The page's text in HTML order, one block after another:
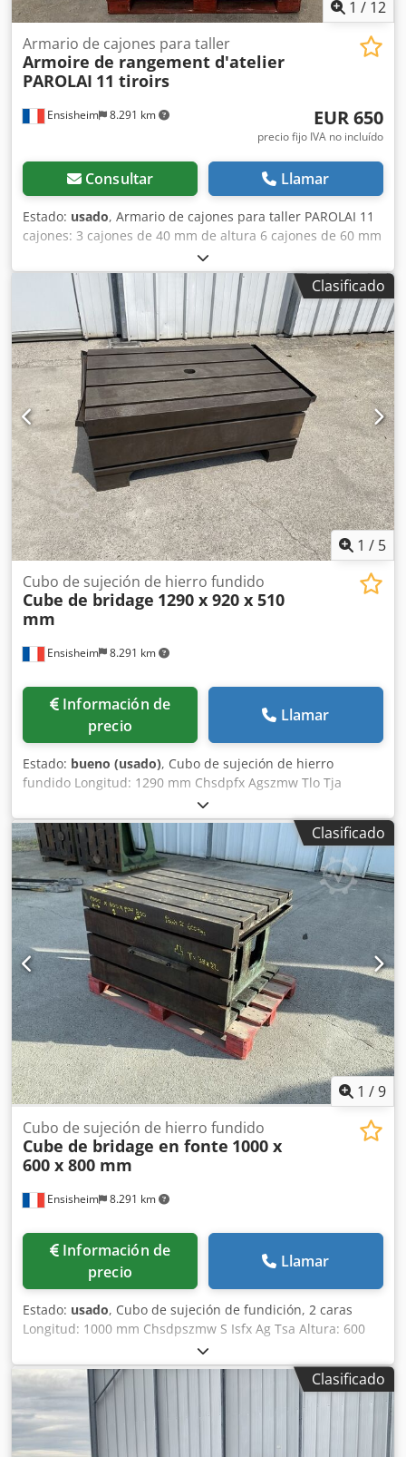
madera, n.º 12 neumáticos 245.70 R 17.5, laterales de
aluminio en el cuello, garantía del fabricante,
CONCESIONARIO INTERDRIVE SRL - PARMA. Chodsznm
Tqopfx Ag Tsa
1 / 12
Ensisheim 8.291 km
Armario de cajones para taller
Armoire de rangement d'atelier
PAROLAI 11 tiroirs
EUR 650
precio fijo IVA no incluído
Consultar Llamar
Estado: usado, Armario de cajones para taller PAROLAI 11
cajones: 3 cajones de 40 mm de altura 6 cajones de 60 mm
de altura 1 cajón de 150 mm de altura 1 cajón de 90 mm
de altura Chodpfx Aozmxttog Tsa Dimensiones (L x An x Al):
910 x 720 x 1110 mm Peso: aprox. 150 kg
Clasificado
1 / 5
Ensisheim 8.291 km
Cubo de sujeción de hierro fundido
Cube de bridage 1290 x 920 x 510
mm
Información de
precio
Llamar
Estado: bueno (usado), Cubo de sujeción de hierro
fundido Longitud: 1290 mm Chsdpfx Agszmw Tlo Tja
Anchura: 920 mm Altura: 510 mm Dimensiones de las
ranuras en T: 42 x 25 mm 2 caras con ranuras Peso:
aproximadamente 1 tonelada
Clasificado
1 /9
Ensisheim 8.291 km
Cubo de sujeción de hierro fundido
Cube de bridage en fonte 1000 x
600 x 800 mm
Información de
precio
Llamar
Estado: usado, Cubo de sujeción de fundición, 2 caras
Longitud: 1000 mm Chsdpszmw S Isfx Ag Tsa Altura: 600
mm Profundidad: 800 mm Dimensiones de ranuras en T:
38 x 22 mm Peso: aprox. 600 kg
Clasificado